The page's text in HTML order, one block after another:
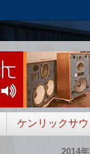
ケンリックサ
2014